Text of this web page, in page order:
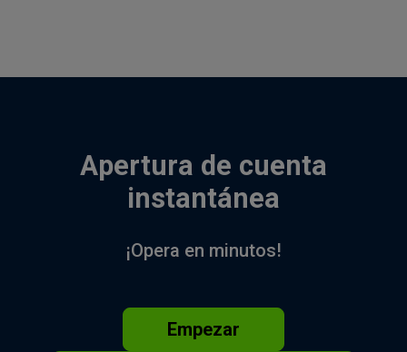
Apertura de cuenta
instantánea
¡Opera en minutos!
Empezar